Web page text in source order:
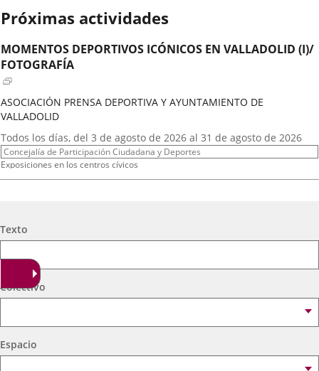
externa.externa.
Próximas actividades
MOMENTOS DEPORTIVOS ICÓNICOS EN VALLADOLID (I)/
FOTOGRAFÍA
ASOCIACIÓN PRENSA DEPORTIVA Y AYUNTAMIENTO DE
VALLADOLID
Fechas
del
evento
Todos los días, del 3 de agosto de 2026 al 31 de agosto de 2026
Organizador
de
Concejalía de Participación Ciudadana y Deportes
Programa
Exposiciones en los centros cívicos
Centro Cívico Científico José Antonio Valverde
16 septiembre
Organizador
actividad
Concejalía de Participación Ciudadana y Deportes
Programa
Muestras de Teatro Vecinal, Cultura Tradicional y Actividades Culturales y de
Ocio Infantil 2026
A. DE MEXICANOS EN CYL(Ballet Folklorico BFB)
Búsqueda
Texto
Colectivo
Espacio